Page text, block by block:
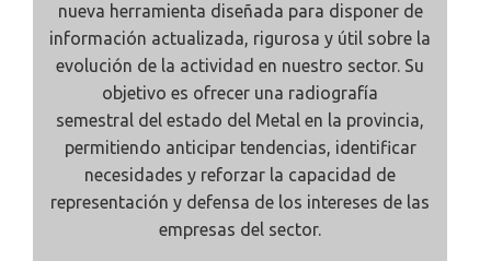
nueva herramienta diseñada para disponer de
información actualizada, rigurosa y útil sobre la
evolución de la actividad en nuestro sector. Su
objetivo es ofrecer una radiografía
semestral del estado del Metal en la provincia,
permitiendo anticipar tendencias, identificar
necesidades y reforzar la capacidad de
representación y defensa de los intereses de las
empresas del sector.